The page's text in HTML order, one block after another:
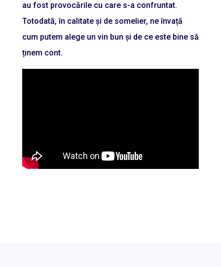
au fost provocările cu care s-a confruntat.
Totodată, în calitate și de somelier, ne învață
cum putem alege un vin bun și de ce este bine să
ținem cont.